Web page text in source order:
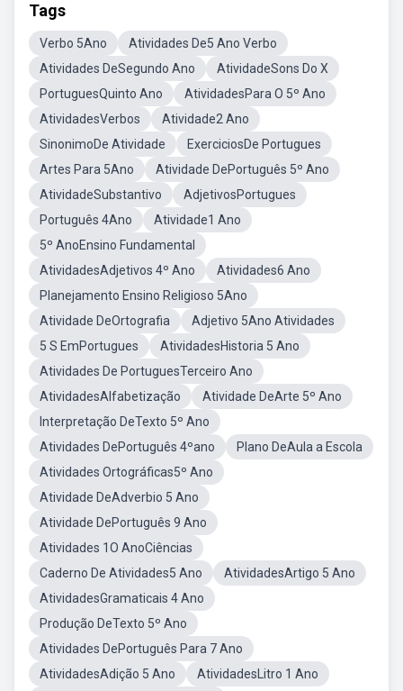
Tags
Verbo 5Ano
Atividades De5 Ano Verbo
Atividades DeSegundo Ano
AtividadeSons Do X
PortuguesQuinto Ano
AtividadesPara O 5º Ano
AtividadesVerbos
Atividade2 Ano
SinonimoDe Atividade
ExerciciosDe Portugues
Artes Para 5Ano
Atividade DePortuguês 5º Ano
AtividadeSubstantivo
AdjetivosPortugues
Português 4Ano
Atividade1 Ano
5º AnoEnsino Fundamental
AtividadesAdjetivos 4º Ano
Atividades6 Ano
Planejamento Ensino Religioso 5Ano
Atividade DeOrtografia
Adjetivo 5Ano Atividades
5 S EmPortugues
AtividadesHistoria 5 Ano
Atividades De PortuguesTerceiro Ano
AtividadesAlfabetização
Atividade DeArte 5º Ano
Interpretação DeTexto 5º Ano
Atividades DePortuguês 4ºano
Plano DeAula a Escola
Atividades Ortográficas5º Ano
Atividade DeAdverbio 5 Ano
Atividade DePortuguês 9 Ano
Atividades 1O AnoCiências
Caderno De Atividades5 Ano
AtividadesArtigo 5 Ano
AtividadesGramaticais 4 Ano
Produção DeTexto 5º Ano
Atividades DePortuguês Para 7 Ano
AtividadesAdição 5 Ano
AtividadesLitro 1 Ano